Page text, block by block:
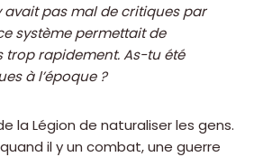
avait pas mal de critiques par
système permettait de
trop rapidement. As-tu été
à l’époque ?
la Légion de naturaliser les gens.
il y un combat, une guerre